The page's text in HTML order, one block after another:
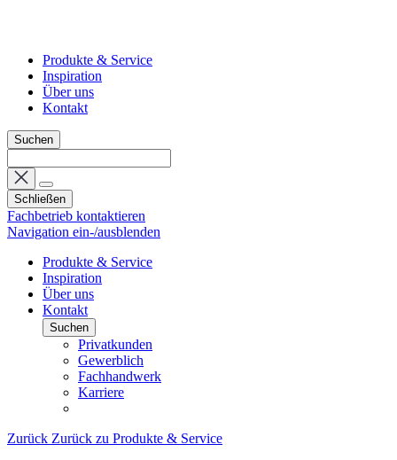
Produkte & Service
Inspiration
Über uns
Kontakt
Suchen
Schließen
Fachbetrieb kontaktieren
Navigation ein-/ausblenden
Produkte & Service
Inspiration
Über uns
Kontakt
Suchen
Privatkunden
Gewerblich
Fachhandwerk
Karriere
Zurück Zurück zu Produkte & Service